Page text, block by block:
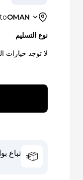
OMAN
نوع التسليم
لا توجد خيارات
تباع